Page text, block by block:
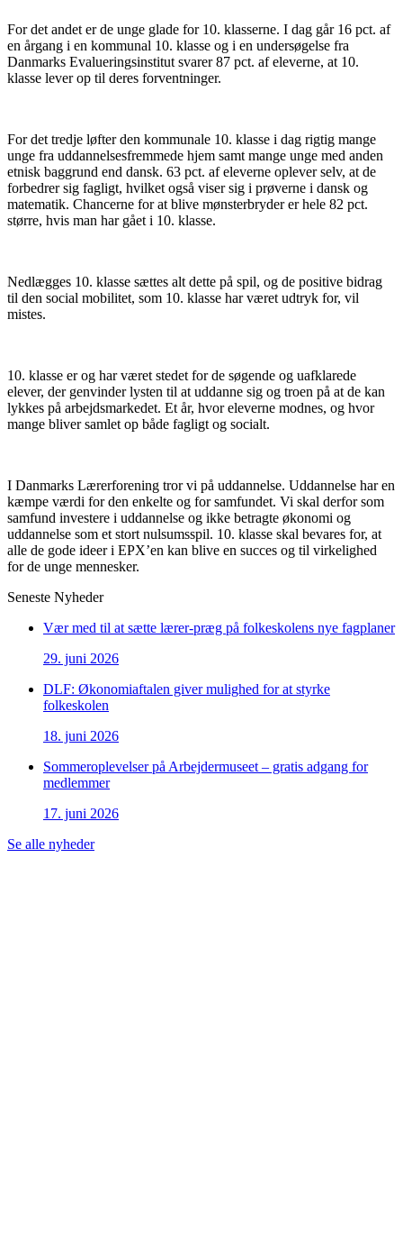
For det andet er de unge glade for 10. klasserne. I dag går 16 pct. af
en årgang i en kommunal 10. klasse og i en undersøgelse fra
Danmarks Evalueringsinstitut svarer 87 pct. af eleverne, at 10.
klasse lever op til deres forventninger.
For det tredje løfter den kommunale 10. klasse i dag rigtig mange
unge fra uddannelsesfremmede hjem samt mange unge med anden
etnisk baggrund end dansk. 63 pct. af eleverne oplever selv, at de
forbedrer sig fagligt, hvilket også viser sig i prøverne i dansk og
matematik. Chancerne for at blive mønsterbryder er hele 82 pct.
større, hvis man har gået i 10. klasse.
Nedlægges 10. klasse sættes alt dette på spil, og de positive bidrag
til den social mobilitet, som 10. klasse har været udtryk for, vil
mistes.
10. klasse er og har været stedet for de søgende og uafklarede
elever, der genvinder lysten til at uddanne sig og troen på at de kan
lykkes på arbejdsmarkedet. Et år, hvor eleverne modnes, og hvor
mange bliver samlet op både fagligt og socialt.
I Danmarks Lærerforening tror vi på uddannelse. Uddannelse har en
kæmpe værdi for den enkelte og for samfundet. Vi skal derfor som
samfund investere i uddannelse og ikke betragte økonomi og
uddannelse som et stort nulsumsspil. 10. klasse skal bevares for, at
alle de gode ideer i EPX’en kan blive en succes og til virkelighed
for de unge mennesker.
Seneste Nyheder
Vær med til at sætte lærer-præg på folkeskolens nye fagplaner
29. juni 2026
DLF: Økonomiaftalen giver mulighed for at styrke
folkeskolen
18. juni 2026
Sommeroplevelser på Arbejdermuseet – gratis adgang for
medlemmer
17. juni 2026
Se alle nyheder